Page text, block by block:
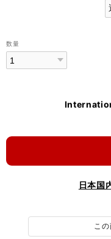
数量
日本国
こ